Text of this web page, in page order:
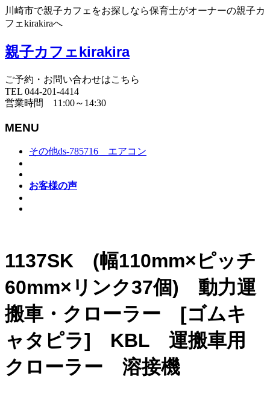
川崎市で親子カフェをお探しなら保育士がオーナーの親子カ
フェkirakiraへ
親子カフェkirakira
ご予約・お問い合わせはこちら
TEL 044-201-4414
営業時間 11:00～14:30
MENU
その他ds-785716 エアコン
お客様の声
1137SK (幅110mm×ピッチ
60mm×リンク37個) 動力運
搬車・クローラー [ゴムキ
ャタピラ] KBL 運搬車用
クローラー 溶接機